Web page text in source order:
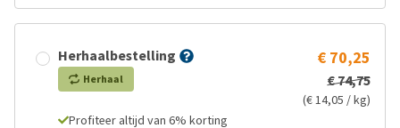
Herhaalbestelling
Herhaal
€ 70,25
€ 74,75
(€ 14,05 / kg)
Profiteer altijd van 6% korting